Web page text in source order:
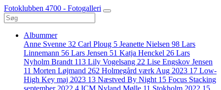
Fotoklubben 4700 - Fotogalleri
Albummer
Anne Svenne 32 Carl Ploug 5 Jeanette Nielsen 98 Lars
Linnemann 56 Lars Jensen 51 Katja Henckel 26 Lars
Nyholm Brandt 113 Lily Vogelsang 22 Lise Engskov Jensen
11 Morten Løjmand 262 Holmegård værk Aug 2023 17 Low-
High Key maj 2023 13 Næstved By Night 15 Focus Stacking
september 2022 4 ICM Nyland Mølle 11 Stokholm 2022 15